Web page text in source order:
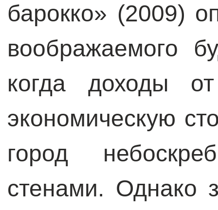
барокко» (2009)
воображаемого
когда доходы
экономическую
город
стенами. Однако